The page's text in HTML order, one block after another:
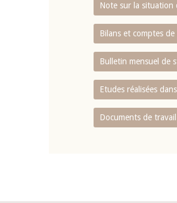
Note sur la situation
Bilans et comptes
Bulletin mensuel de
Etudes réalisées
Documents de travail